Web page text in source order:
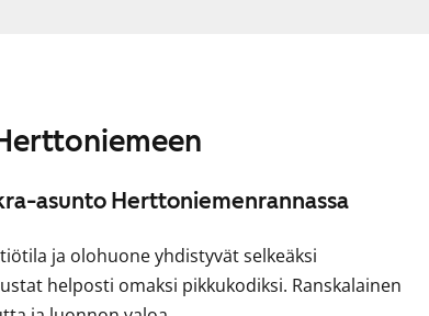
asunto Herttoniemenrannassa
ja olohuone yhdistyvät selkeäksi
helposti omaksi pikkukodiksi. Ranskalainen